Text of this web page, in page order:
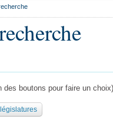
des boutons pour faire un choix)